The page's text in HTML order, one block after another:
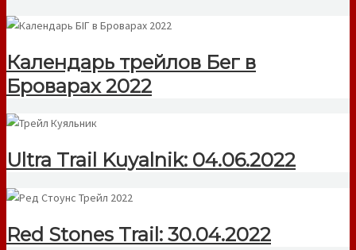
Календарь трейлов Бег в
Броварах 2022
Ultra Trail Kuyalnik: 04.06.2022
Red Stones Trail: 30.04.2022